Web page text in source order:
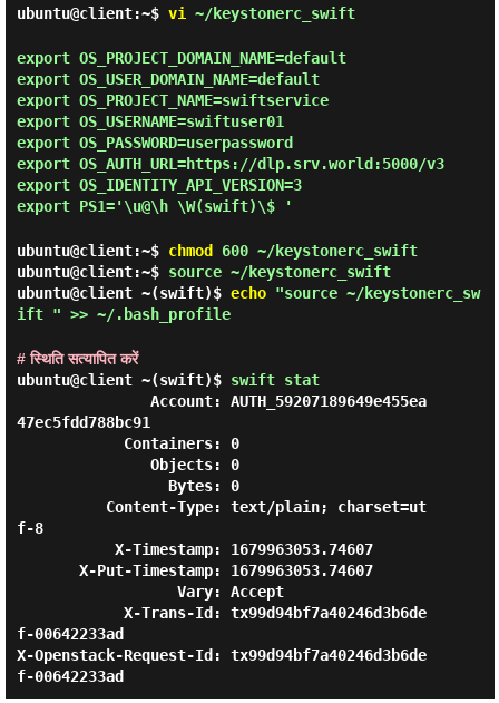
ubuntu@client:~$ vi ~/keystonerc_swift
export OS_PROJECT_DOMAIN_NAME=default
export OS_USER_DOMAIN_NAME=default
export OS_PROJECT_NAME=swiftservice
export OS_USERNAME=swiftuser01
export OS_PASSWORD=userpassword
export OS_AUTH_URL=https://dlp.srv.world:5000/v3
export OS_IDENTITY_API_VERSION=3
export PS1='\u@\h \W(swift)\$ '
ubuntu@client:~$ chmod 600 ~/keystonerc_swift
ubuntu@client:~$ source ~/keystonerc_swift
ubuntu@client ~(swift)$ echo"source ~/keystonerc_sw
ift " >> ~/.bash_profile
# स्थिति सत्यापित करें
ubuntu@client ~(swift)$ swift stat
47ec5fdd788bc91
f-8
f-00642233ad
X-Openstack-Request-Id: tx99d94bf7a40246d3b6de